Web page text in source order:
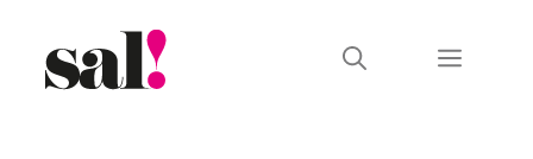
contenido
Menú